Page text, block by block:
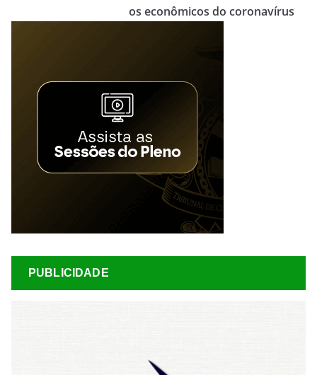
os econômicos do coronavírus
PUBLICIDADE